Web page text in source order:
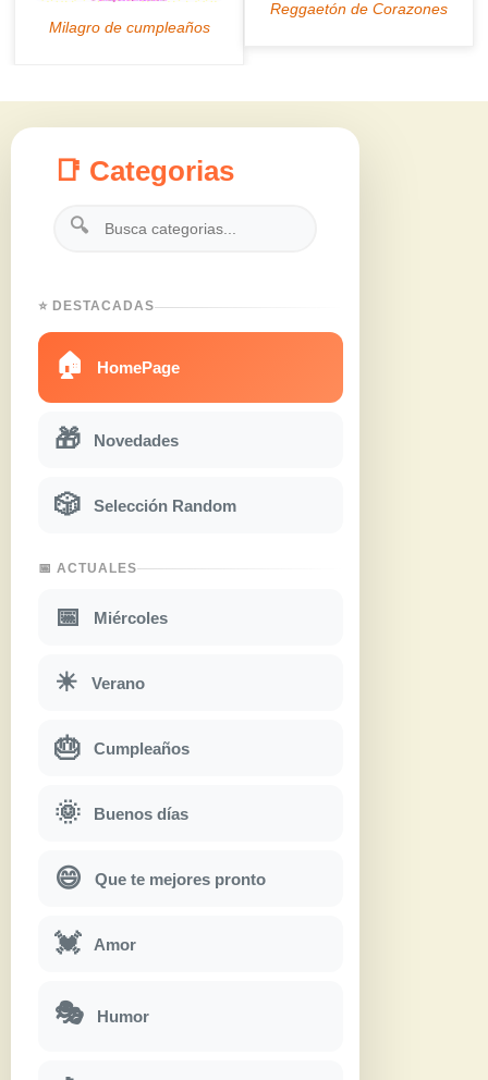
📑 Categorias
🔍
⭐ DESTACADAS
🏠 HomePage
🎁 Novedades
🎲 Selección Random
📅 ACTUALES
📅 Miércoles
☀ Verano
🎂 Cumpleaños
🌞 Buenos días
😄 Que te mejores pronto
💓 Amor
🎭 Humor